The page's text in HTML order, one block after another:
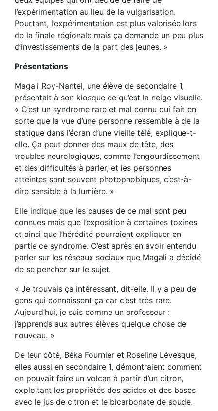
l’expérimentation au lieu de la vulgarisation.
Pourtant, l’expérimentation est plus valorisée lors
de la finale régionale mais ça demande un peu plus
d’investissements de la part des jeunes. »
Présentations
Magali Roy-Nantel, une élève de secondaire 1,
présentait à son kiosque ce qu’est la neige visuelle.
« C’est un syndrome rare et mal connu qui fait en
sorte que la vue d’une personne ressemble à de la
statique dans l’écran d’une vieille télé, explique-t-
elle. Ça peut donner des maux de tête, des
troubles neurologiques, comme l’engourdissement
et des difficultés à parler, et les personnes
atteintes sont souvent photophobiques, c’est-à-
dire sensible à la lumière. »
Elle indique que les causes de ce mal sont peu
connues mais que l’exposition à certaines toxines
et ainsi que l’hérédité pourraient expliquer en
partie ce syndrome. C’est après en avoir entendu
parler sur les réseaux sociaux que Magali a décidé
de se pencher sur le sujet.
« Je trouvais ça intéressant, dit-elle. Il y a peu de
gens qui connaissent ça car c’est très rare.
Aujourd’hui, je suis comme un professeur :
j’apprends aux autres élèves quelque chose de
nouveau. »
De leur côté, Béka Fournier et Roseline Lévesque,
elles aussi en secondaire 1, démontraient comment
on pouvait faire un volcan à partir d’un citron,
exploitant les propriétés des acides et des bases
avec le jus de citron et le bicarbonate de soude.